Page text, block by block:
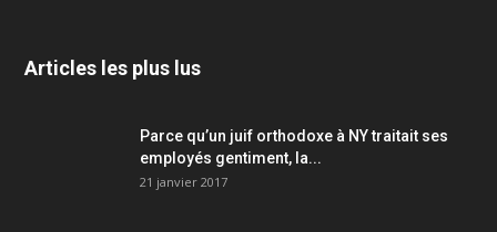
Articles les plus lus
Parce qu’un juif orthodoxe à NY traitait ses
employés gentiment, la...
21 janvier 2017